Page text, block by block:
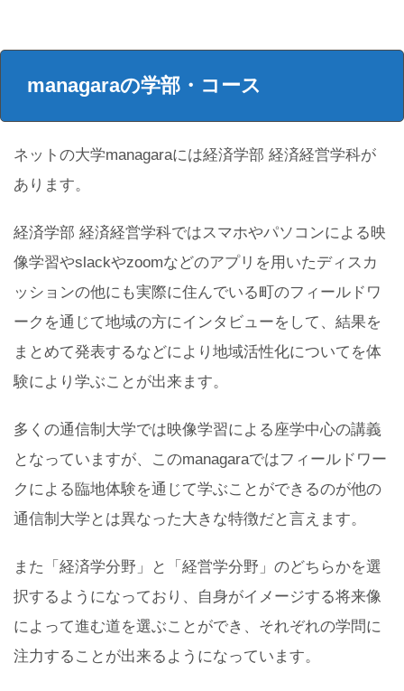
managaraの学部・コース
ネットの大学managaraには経済学部 経済経営学科が
あります。
経済学部 経済経営学科ではスマホやパソコンによる映
像学習やslackやzoomなどのアプリを用いたディスカ
ッションの他にも実際に住んでいる町のフィールドワ
ークを通じて地域の方にインタビューをして、結果を
まとめて発表するなどにより地域活性化についてを体
験により学ぶことが出来ます。
多くの通信制大学では映像学習による座学中心の講義
となっていますが、このmanagaraではフィールドワー
クによる臨地体験を通じて学ぶことができるのが他の
通信制大学とは異なった大きな特徴だと言えます。
また「経済学分野」と「経営学分野」のどちらかを選
択するようになっており、自身がイメージする将来像
によって進む道を選ぶことができ、それぞれの学問に
注力することが出来るようになっています。